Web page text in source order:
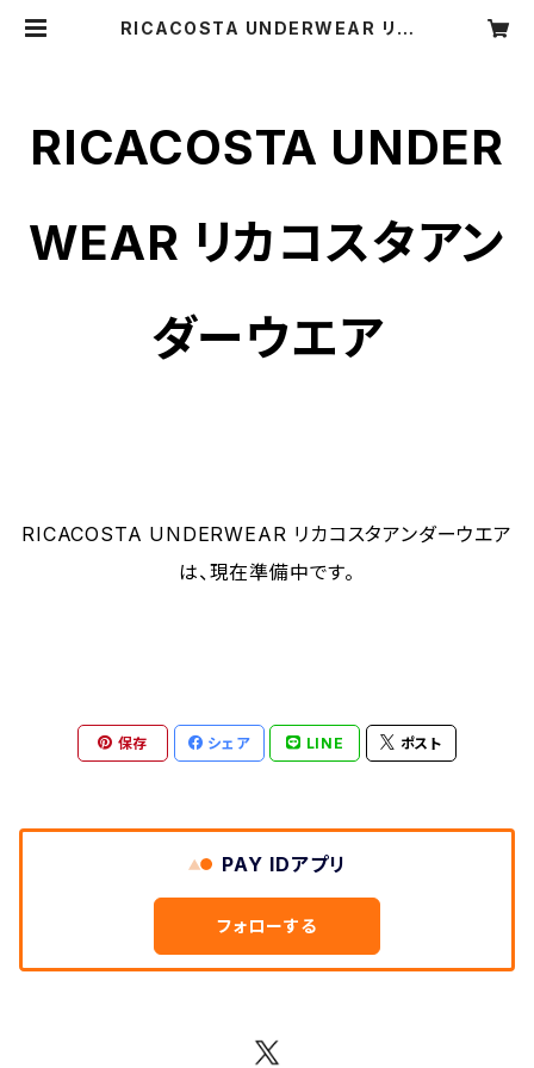
RICACOSTA UNDERWEAR リカ
RICACOSTA UNDER
WEAR リカコスタアン
ダーウエア
RICACOSTA UNDERWEAR リカコスタアンダーウエア
は、現在準備中です。
保存 シェア LINE ポスト
PAY IDアプリ
フォローする